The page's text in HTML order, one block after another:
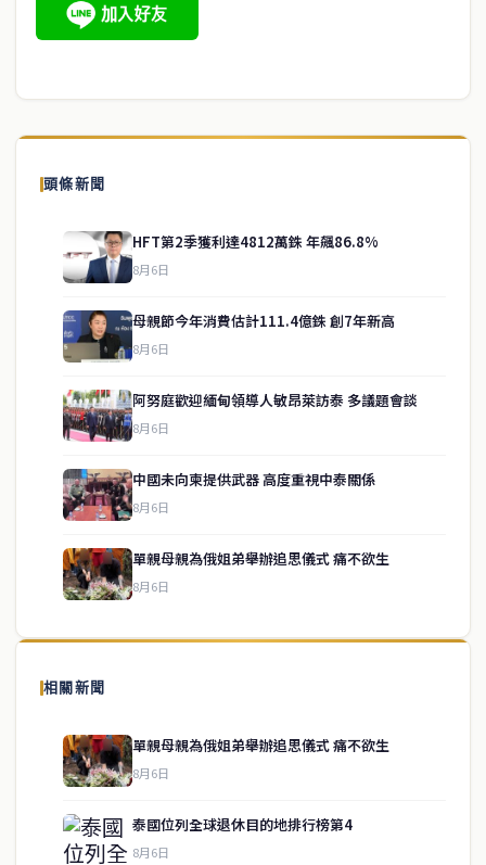
頭條新聞
HFT第2季獲利達4812萬銖 年飆86.8%
8月6日
母親節今年消費估計111.4億銖 創7年新高
8月6日
阿努庭歡迎緬甸領導人敏昂萊訪泰 多議題會談
8月6日
中國未向柬提供武器 高度重視中泰關係
8月6日
單親母親為俄姐弟舉辦追思儀式 痛不欲生
8月6日
相關新聞
單親母親為俄姐弟舉辦追思儀式 痛不欲生
8月6日
泰國位列全球退休目的地排行榜第4
8月6日
關於我們
泰國中文新聞（TCN）是一家總部設於曼谷的中文新聞媒體，致力於
供即時、客觀、多元的中文新聞內容。
service@thaichinesenews.com